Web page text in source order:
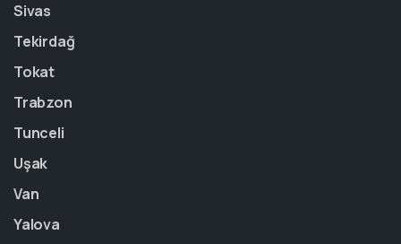
Sivas
Tekirdağ
Tokat
Trabzon
Tunceli
Uşak
Van
Yalova